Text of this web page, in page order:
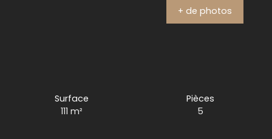
+ de photos
Surface
111m²
Pièces
5